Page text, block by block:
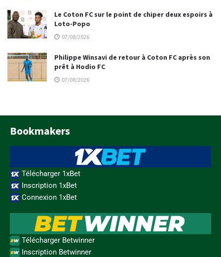
Le Coton FC sur le point de chiper deux espoirs à
Loto-Popo
07/08/2026
Philippe Winsavi de retour à Coton FC après son
prêt à Hodio FC
07/08/2026
Bookmakers
Télécharger 1xBet
Inscription 1xBet
Connexion 1xBet
Télécharger Betwinner
Inscription Betwinner